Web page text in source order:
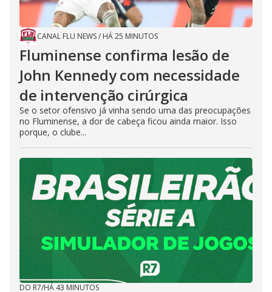
CANAL FLU NEWS/ HÁ 25 MINUTOS
Fluminense confirma lesão de
John Kennedy com necessidade
de intervenção cirúrgica
Se o setor ofensivo já vinha sendo uma das preocupações
no Fluminense, a dor de cabeça ficou ainda maior. Isso
porque, o clube...
DO R7/HÁ 43 MINUTOS